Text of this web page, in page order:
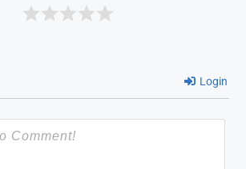
Login